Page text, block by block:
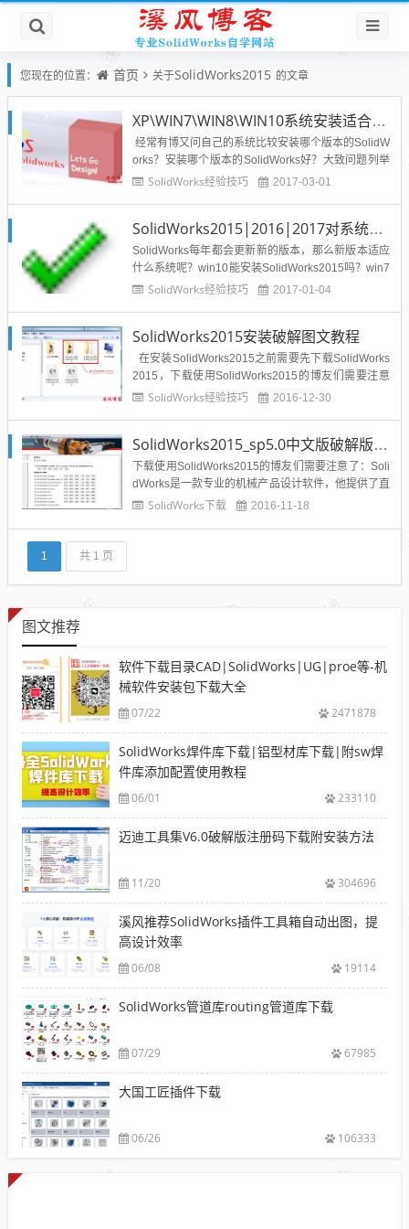
您现在的位置： 首页 关于SolidWorks2015 的文章
XP\WIN7\WIN8\WIN10系统安装适合哪个版本SolidWorks好？
经常有博又问自己的系统比较安装哪个版本的SolidW
orks？安装哪个版本的SolidWorks好？大致问题列举
如下：电脑系统是xp系统，适合安装SolidWorks哪个
版...
SolidWorks经验技巧 2017-03-01
SolidWorks2015|2016|2017对系统环境的要求是什么？
SolidWorks每年都会更新新的版本，那么新版本适应
什么系统呢？win10能安装SolidWorks2015吗？win7
能安装SolidWorks2016吗？xp系统能安装SolidWork
保...
SolidWorks经验技巧 2017-01-04
SolidWorks2015安装破解图文教程
在安装SolidWorks2015之前需要先下载SolidWorks
2015，下载使用SolidWorks2015的博友们需要注意
了：SolidWorks是一款专业的机械产品设计软件，他
SolidWorks经验技巧 2016-12-30
SolidWorks2015_sp5.0中文版破解版下载含序列号
下载使用SolidWorks2015的博友们需要注意了：Soli
dWorks是一款专业的机械产品设计软件，他提供了直
观的用户界面和良好的性能，可以帮助广泛应用于设
SolidWorks下载 2016-11-18
1 共 1 页
图文推荐
软件下载目录CAD|SolidWorks|UG|proe等-机
械软件安装包下载大全
07/22 2471878
SolidWorks焊件库下载|铝型材库下载|附sw焊
件库添加配置使用教程
06/01 233110
迈迪工具集V6.0破解版注册码下载附安装方法
11/20 304696
溪风推荐SolidWorks插件工具箱自动出图，提
高设计效率
06/08 19114
SolidWorks管道库routing管道库下载
07/29 67985
大国工匠插件下载
06/26 106333